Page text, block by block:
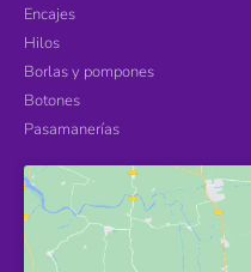
Encajes
Hilos
Borlas y pompones
Botones
Pasamanerías